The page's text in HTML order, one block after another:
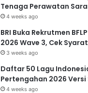
Tenaga Perawatan
4 weeks ago
BRI Buka Rekrutmen
2026 Wave 3, Cek
3 weeks ago
Daftar 50 Lagu
Pertengahan 2026
4 weeks ago